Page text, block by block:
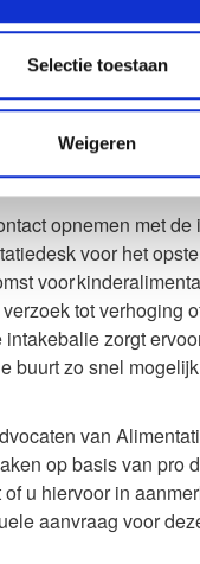
Selectie toestaan
Weigeren
dus ook
Alimentatiedesk?
opnemen met
voor het
voor
tot verhoging
zorgt
buurt zo snel
van
op basis van pro
u hiervoor in
aanvraag voor